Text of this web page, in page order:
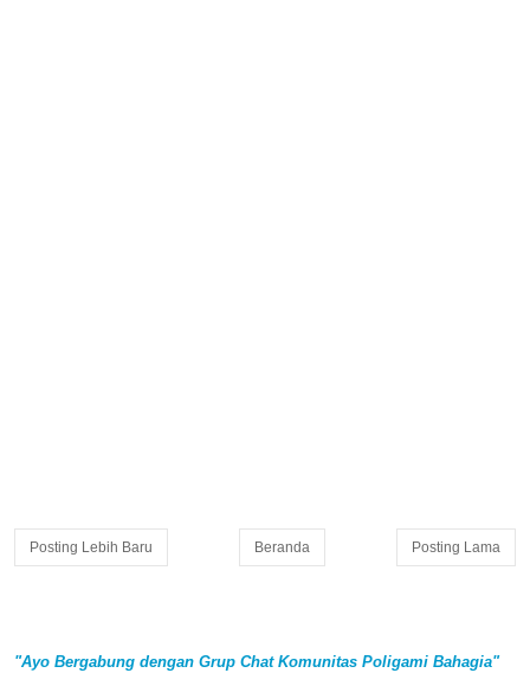
Posting Lebih Baru Posting Lama
Beranda
"Ayo Bergabung dengan Grup Chat Komunitas Poligami Bahagia"